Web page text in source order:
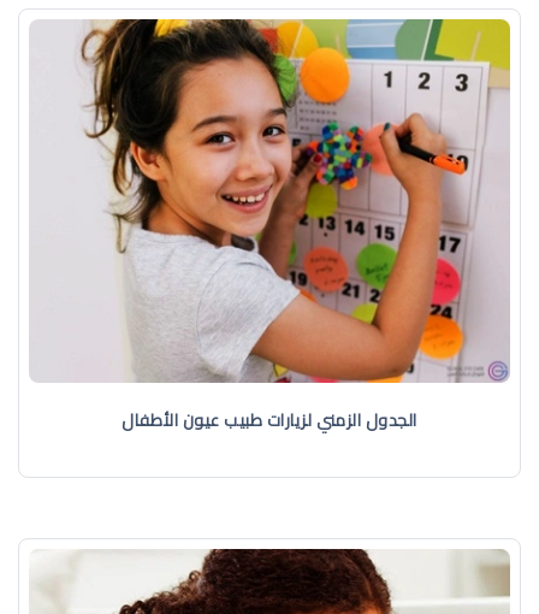
الجدول الزمني لزيارات طبيب عيون الأطفال